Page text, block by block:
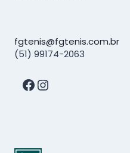
fgtenis@fgtenis.com.br
(51) 99174-2063
Facebook
Instagram